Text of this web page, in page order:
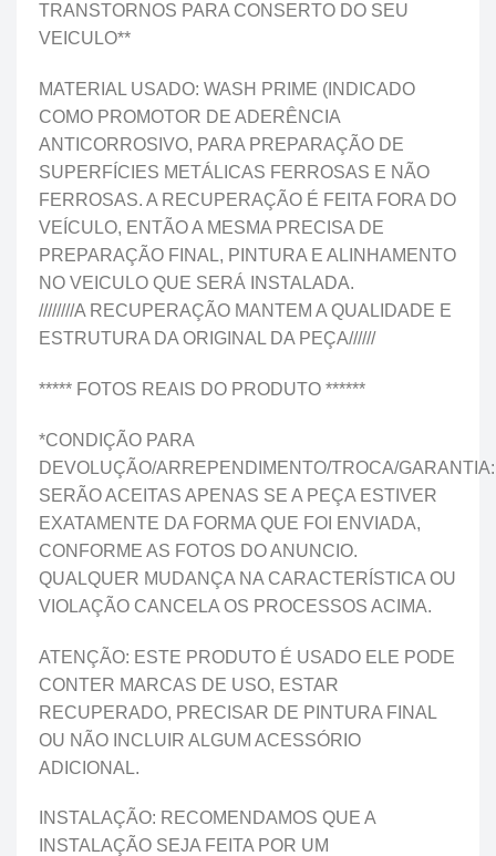
TRANSTORNOS PARA CONSERTO DO SEU
VEICULO**
MATERIAL USADO: WASH PRIME (INDICADO
COMO PROMOTOR DE ADERÊNCIA
ANTICORROSIVO, PARA PREPARAÇÃO DE
SUPERFÍCIES METÁLICAS FERROSAS E NÃO
FERROSAS. A RECUPERAÇÃO É FEITA FORA DO
VEÍCULO, ENTÃO A MESMA PRECISA DE
PREPARAÇÃO FINAL, PINTURA E ALINHAMENTO
NO VEICULO QUE SERÁ INSTALADA.
////////A RECUPERAÇÃO MANTEM A QUALIDADE E
ESTRUTURA DA ORIGINAL DA PEÇA//////
***** FOTOS REAIS DO PRODUTO ******
*CONDIÇÃO PARA
DEVOLUÇÃO/ARREPENDIMENTO/TROCA/GARANTIA:
SERÃO ACEITAS APENAS SE A PEÇA ESTIVER
EXATAMENTE DA FORMA QUE FOI ENVIADA,
CONFORME AS FOTOS DO ANUNCIO.
QUALQUER MUDANÇA NA CARACTERÍSTICA OU
VIOLAÇÃO CANCELA OS PROCESSOS ACIMA.
ATENÇÃO: ESTE PRODUTO É USADO ELE PODE
CONTER MARCAS DE USO, ESTAR
RECUPERADO, PRECISAR DE PINTURA FINAL
OU NÃO INCLUIR ALGUM ACESSÓRIO
ADICIONAL.
INSTALAÇÃO: RECOMENDAMOS QUE A
INSTALAÇÃO SEJA FEITA POR UM